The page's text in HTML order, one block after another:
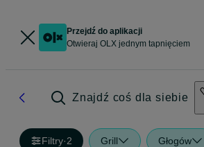
Przejdź do aplikacji
Otwieraj OLX jednym tapnięciem
Znajdź coś dla siebie
Filtry·2 Grill Głogów